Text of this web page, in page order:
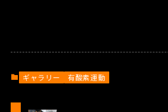
ギャラリー 有酸素運動